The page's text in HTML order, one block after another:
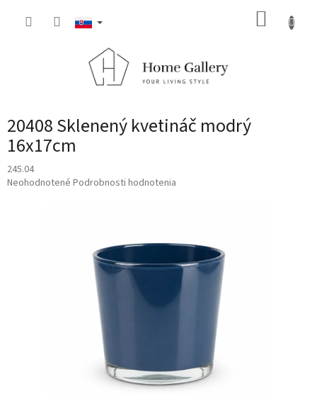
20408 Sklenený kvetináč modrý
16x17cm
245.04
Priemerné
Neohodnotené Podrobnosti hodnotenia